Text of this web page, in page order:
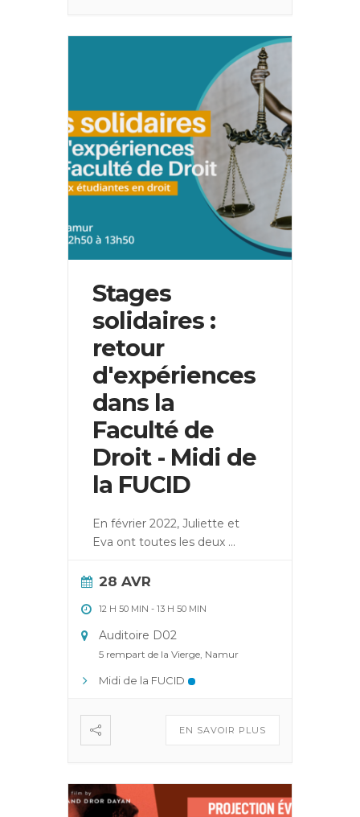
Stages
solidaires :
retour
d'expériences
dans la
Faculté de
Droit - Midi de
la FUCID
En février 2022, Juliette et
Eva ont toutes les deux ...
28 AVR
12 H 50 MIN - 13 H 50 MIN
Auditoire D02
5 rempart de la Vierge, Namur
Midi de la FUCID
EN SAVOIR PLUS